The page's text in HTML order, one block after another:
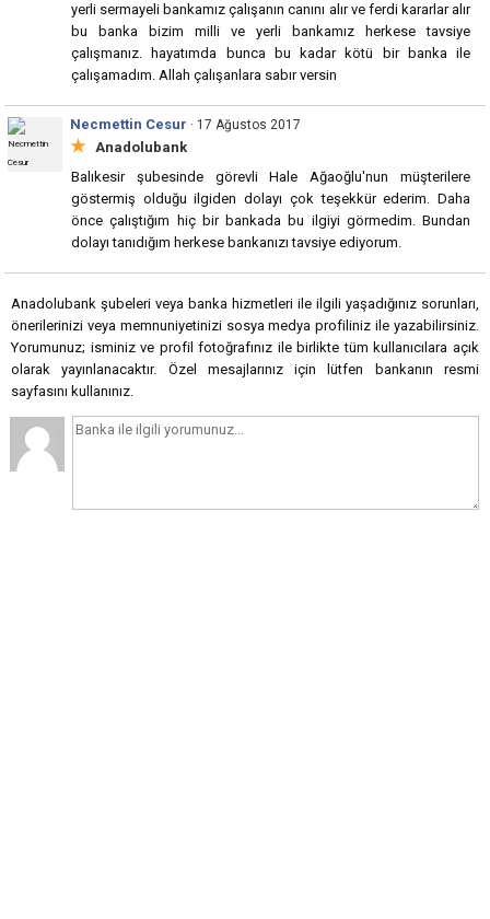
yerli sermayeli bankamız çalışanın canını alır ve ferdi kararlar alır
bu banka bizim milli ve yerli bankamız herkese tavsiye
çalışmanız. hayatımda bunca bu kadar kötü bir banka ile
çalışamadım. Allah çalışanlara sabır versin
Necmettin Cesur · 17 Ağustos 2017
★ Anadolubank
Balıkesir şubesinde görevli Hale Ağaoğlu'nun müşterilere
göstermiş olduğu ilgiden dolayı çok teşekkür ederim. Daha
önce çalıştığım hiç bir bankada bu ilgiyi görmedim. Bundan
dolayı tanıdığım herkese bankanızı tavsiye ediyorum.
Anadolubank şubeleri veya banka hizmetleri ile ilgili yaşadığınız sorunları,
önerilerinizi veya memnuniyetinizi sosya medya profiliniz ile yazabilirsiniz.
Yorumunuz; isminiz ve profil fotoğrafınız ile birlikte tüm kullanıcılara açık
olarak yayınlanacaktır. Özel mesajlarınız için lütfen bankanın resmi
sayfasını kullanınız.